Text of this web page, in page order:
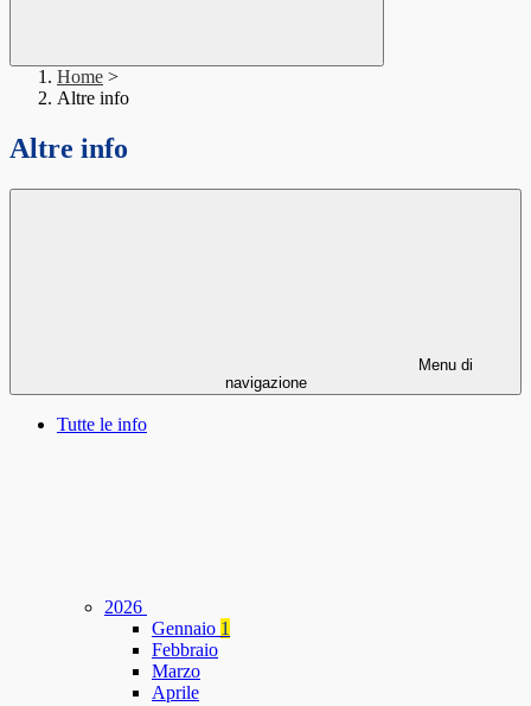
Home >
Altre info
Altre info
Menu di
navigazione
Tutte le info
2026
Gennaio 1
Febbraio
Marzo
Aprile